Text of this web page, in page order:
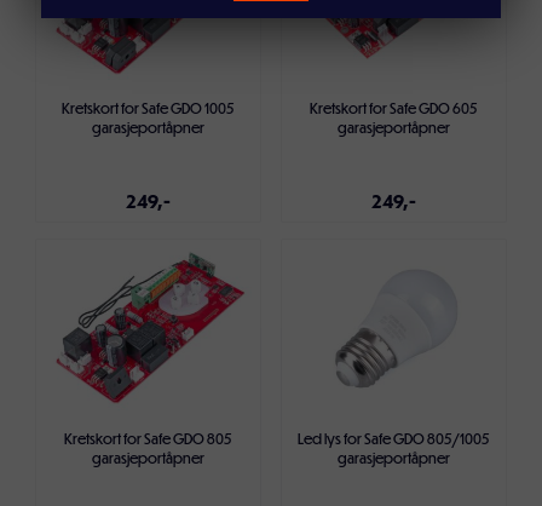
Kretskort for Safe GDO 1005
garasjeportåpner
249,-
Legg i handlekurven
Kretskort for Safe GDO 605
garasjeportåpner
249,-
Kretskort for Safe GDO 805
garasjeportåpner
Led lys for Safe GDO 805/1005
garasjeportåpner